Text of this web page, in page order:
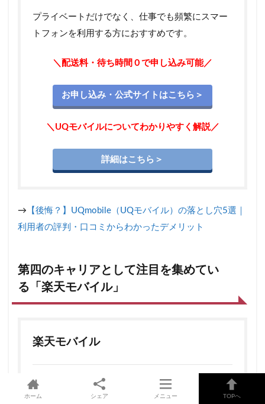
プライベートだけでなく、仕事でも頻繁にスマー
トフォンを利用する方におすすめです。
＼配送料・待ち時間０で申し込み可能／
お申し込み・公式サイトはこちら＞
＼UQモバイルについてわかりやすく解説／
詳細はこちら＞
→ 【後悔？】UQmobile（UQモバイル）の落とし穴5選｜
利用者の評判・口コミからわかったデメリット
第四のキャリアとして注目を集めてい
る「楽天モバイル」
楽天モバイル
ホーム シェア メニュー TOPへ